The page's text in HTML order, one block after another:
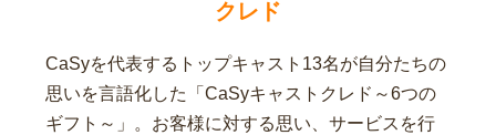
クレド
CaSyを代表するトップキャスト13名が自分たちの
思いを言語化した「CaSyキャストクレド～6つの
ギフト～」。お客様に対する思い、サービスを行